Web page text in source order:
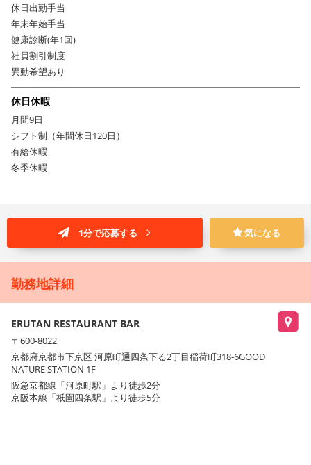
多くの人に愛される「遊び場」を生み出す
あなたの個性を尊重します。
自らがアイデアの発信源となり、
新たなトレンドを生み出してください！
休日出勤手当
年末年始手当
健康診断(年1回)
社員割引制度
異動希望あり
休日休暇
月間9日
シフト制（年間休日120日）
有給休暇
冬季休暇
1分で応募する 気になる
勤務地詳細
ERUTAN RESTAURANT BAR
〒600-8022
京都府京都市下京区 河原町通四条下る2丁目稲荷町318-6GOOD
NATURE STATION 1F
阪急京都線「河原町駅」より徒歩2分
京阪本線「祇園四条駅」より徒歩5分